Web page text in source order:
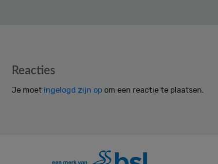
Reader
Reacties
Je moet ingelogd zijn op om een reactie te plaatsen.